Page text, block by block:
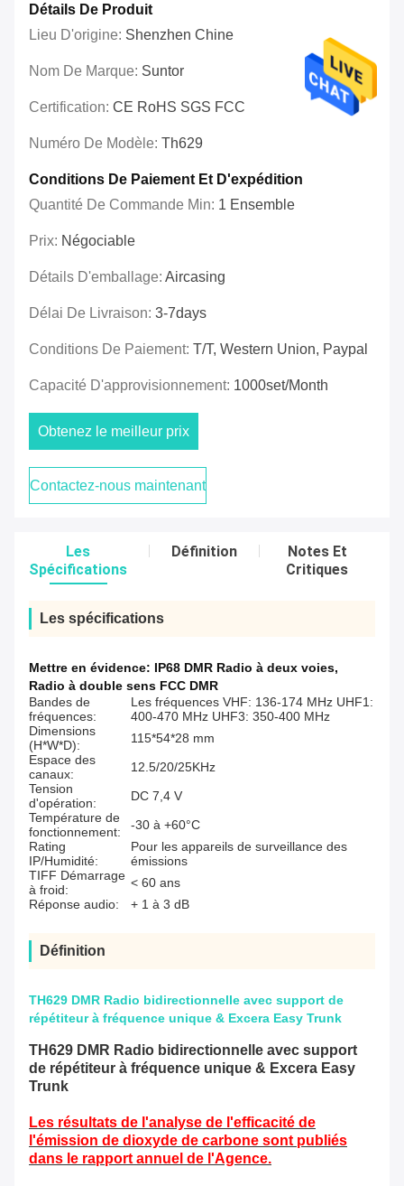
Détails De Produit
Lieu D'origine: Shenzhen Chine
Nom De Marque: Suntor
Certification: CE RoHS SGS FCC
Numéro De Modèle: Th629
Conditions De Paiement Et D'expédition
Quantité De Commande Min: 1 Ensemble
Prix: Négociable
Détails D'emballage: Aircasing
Délai De Livraison: 3-7days
Conditions De Paiement: T/T, Western Union, Paypal
Capacité D'approvisionnement: 1000set/Month
Obtenez le meilleur prix
Contactez-nous maintenant
Les
Spécifications
Définition
Notes Et
Critiques
Les spécifications
Mettre en évidence: IP68 DMR Radio à deux voies,
Radio à double sens FCC DMR
Bandes de
fréquences:
Les fréquences VHF: 136-174 MHz UHF1:
400-470 MHz UHF3: 350-400 MHz
Dimensions
(H*W*D):
115*54*28 mm
Espace des
canaux:
12.5/20/25KHz
Tension
d'opération:
DC 7,4 V
Température de
fonctionnement:
-30 à +60°C
Rating
IP/Humidité:
Pour les appareils de surveillance des
émissions
TIFF Démarrage
à froid:
< 60 ans
Réponse audio:
+ 1 à 3 dB
Définition
TH629 DMR Radio bidirectionnelle avec support de
répétiteur à fréquence unique & Excera Easy Trunk
TH629 DMR Radio bidirectionnelle avec support
de répétiteur à fréquence unique & Excera Easy
Trunk
Les résultats de l'analyse de l'efficacité de
l'émission de dioxyde de carbone sont publiés
dans le rapport annuel de l'Agence.